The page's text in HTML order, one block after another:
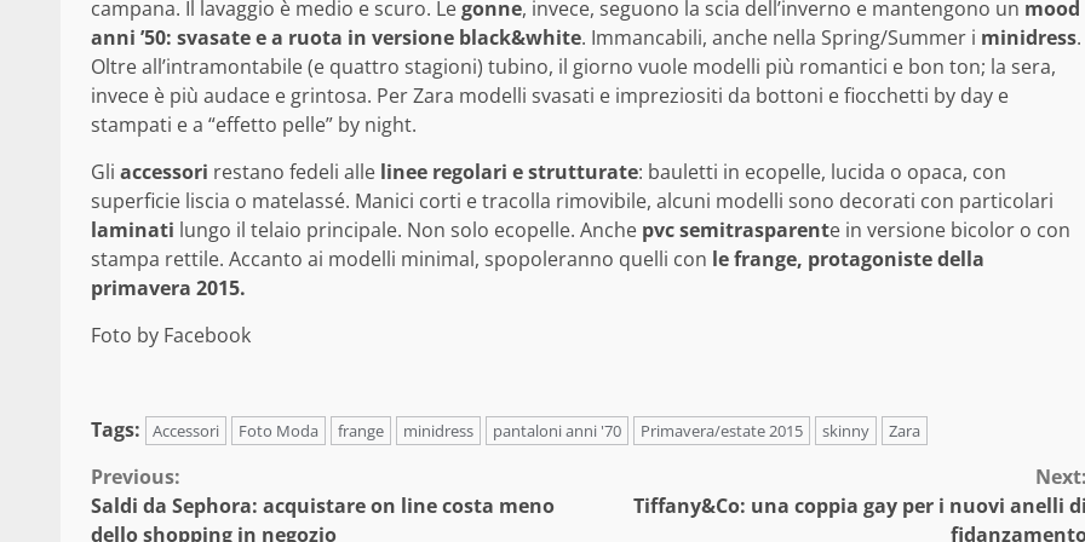
campana. Il lavaggio è medio e scuro. Legonne, invece, seguono la scia dell’inverno e mantengono un mood
anni ’50: svasate e a ruota in versione black&white. Immancabili, anche nella Spring/Summer i minidress.
Oltre all’intramontabile (e quattro stagioni) tubino, il giorno vuole modelli più romantici e bon ton; la sera,
invece è più audace e grintosa. Per Zara modelli svasati e impreziositi da bottoni e fiocchetti by day e
stampati e a “effetto pelle” by night.
Gli accessori restano fedeli alle linee regolari e strutturate: bauletti in ecopelle, lucida o opaca, con
superficie liscia o matelassé. Manici corti e tracolla rimovibile, alcuni modelli sono decorati con particolari
laminati lungo il telaio principale. Non solo ecopelle. Anche pvc semitrasparente in versione bicolor o con
stampa rettile. Accanto ai modelli minimal, spopoleranno quelli con le frange, protagoniste della
primavera 2015.
Foto by Facebook
Tags: Accessori Foto Moda frange minidress pantaloni anni '70 Primavera/estate 2015 skinny Zara
Continue
Reading
Previous:
Saldi da Sephora: acquistare on line costa meno
dello shopping in negozio
Next:
Tiffany&Co: una coppia gay per i nuovi anelli di